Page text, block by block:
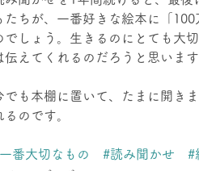
たちが、一番好きな絵本に「
でしょう。生きるのにとても大
伝えてくれるのだろうと思います
でも本棚に置いて、たまに開き
るのです。
番大切なもの #読み聞かせ #